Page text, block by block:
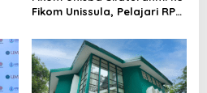
Fikom Unissula, Pelajari RPL
Laboratorium Unggulan